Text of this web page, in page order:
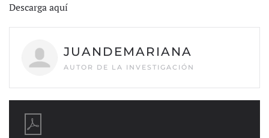
Descarga aquí
JUANDEMARIANA
AUTOR DE LA INVESTIGACIÓN